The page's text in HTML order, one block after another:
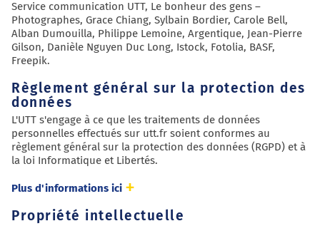
Service communication UTT, Le bonheur des gens –
Photographes, Grace Chiang, Sylbain Bordier, Carole Bell,
Alban Dumouilla, Philippe Lemoine, Argentique, Jean-Pierre
Gilson, Danièle Nguyen Duc Long, Istock, Fotolia, BASF,
Freepik.
Règlement général sur la protection des
données
L'UTT s'engage à ce que les traitements de données
personnelles effectués sur utt.fr soient conformes au
règlement général sur la protection des données (RGPD) et à
la loi Informatique et Libertés.
Plus d'informations ici
Propriété intellectuelle